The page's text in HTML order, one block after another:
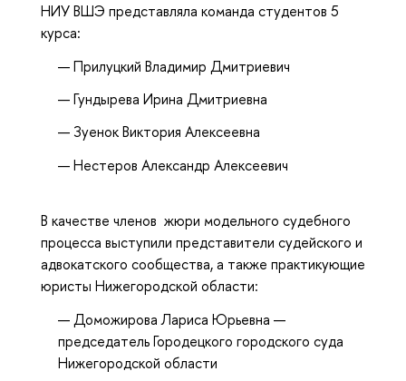
НИУ ВШЭ представляла команда студентов 5
курса:
Прилуцкий Владимир Дмитриевич
Гундырева Ирина Дмитриевна
Зуенок Виктория Алексеевна
Нестеров Александр Алексеевич
В качестве членов жюри модельного судебного
процесса выступили представители судейского и
адвокатского сообщества, а также практикующие
юристы Нижегородской области:
Доможирова Лариса Юрьевна —
председатель Городецкого городского суда
Нижегородской области